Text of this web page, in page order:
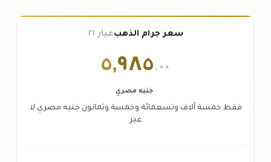
سعر جرام الذهبعيار ٢١
٥,٩٨٥.٠٠
جنيه مصري
فقط خمسة آلاف وتسعمائة وخمسة وثمانون جنيه مصري لا
غير